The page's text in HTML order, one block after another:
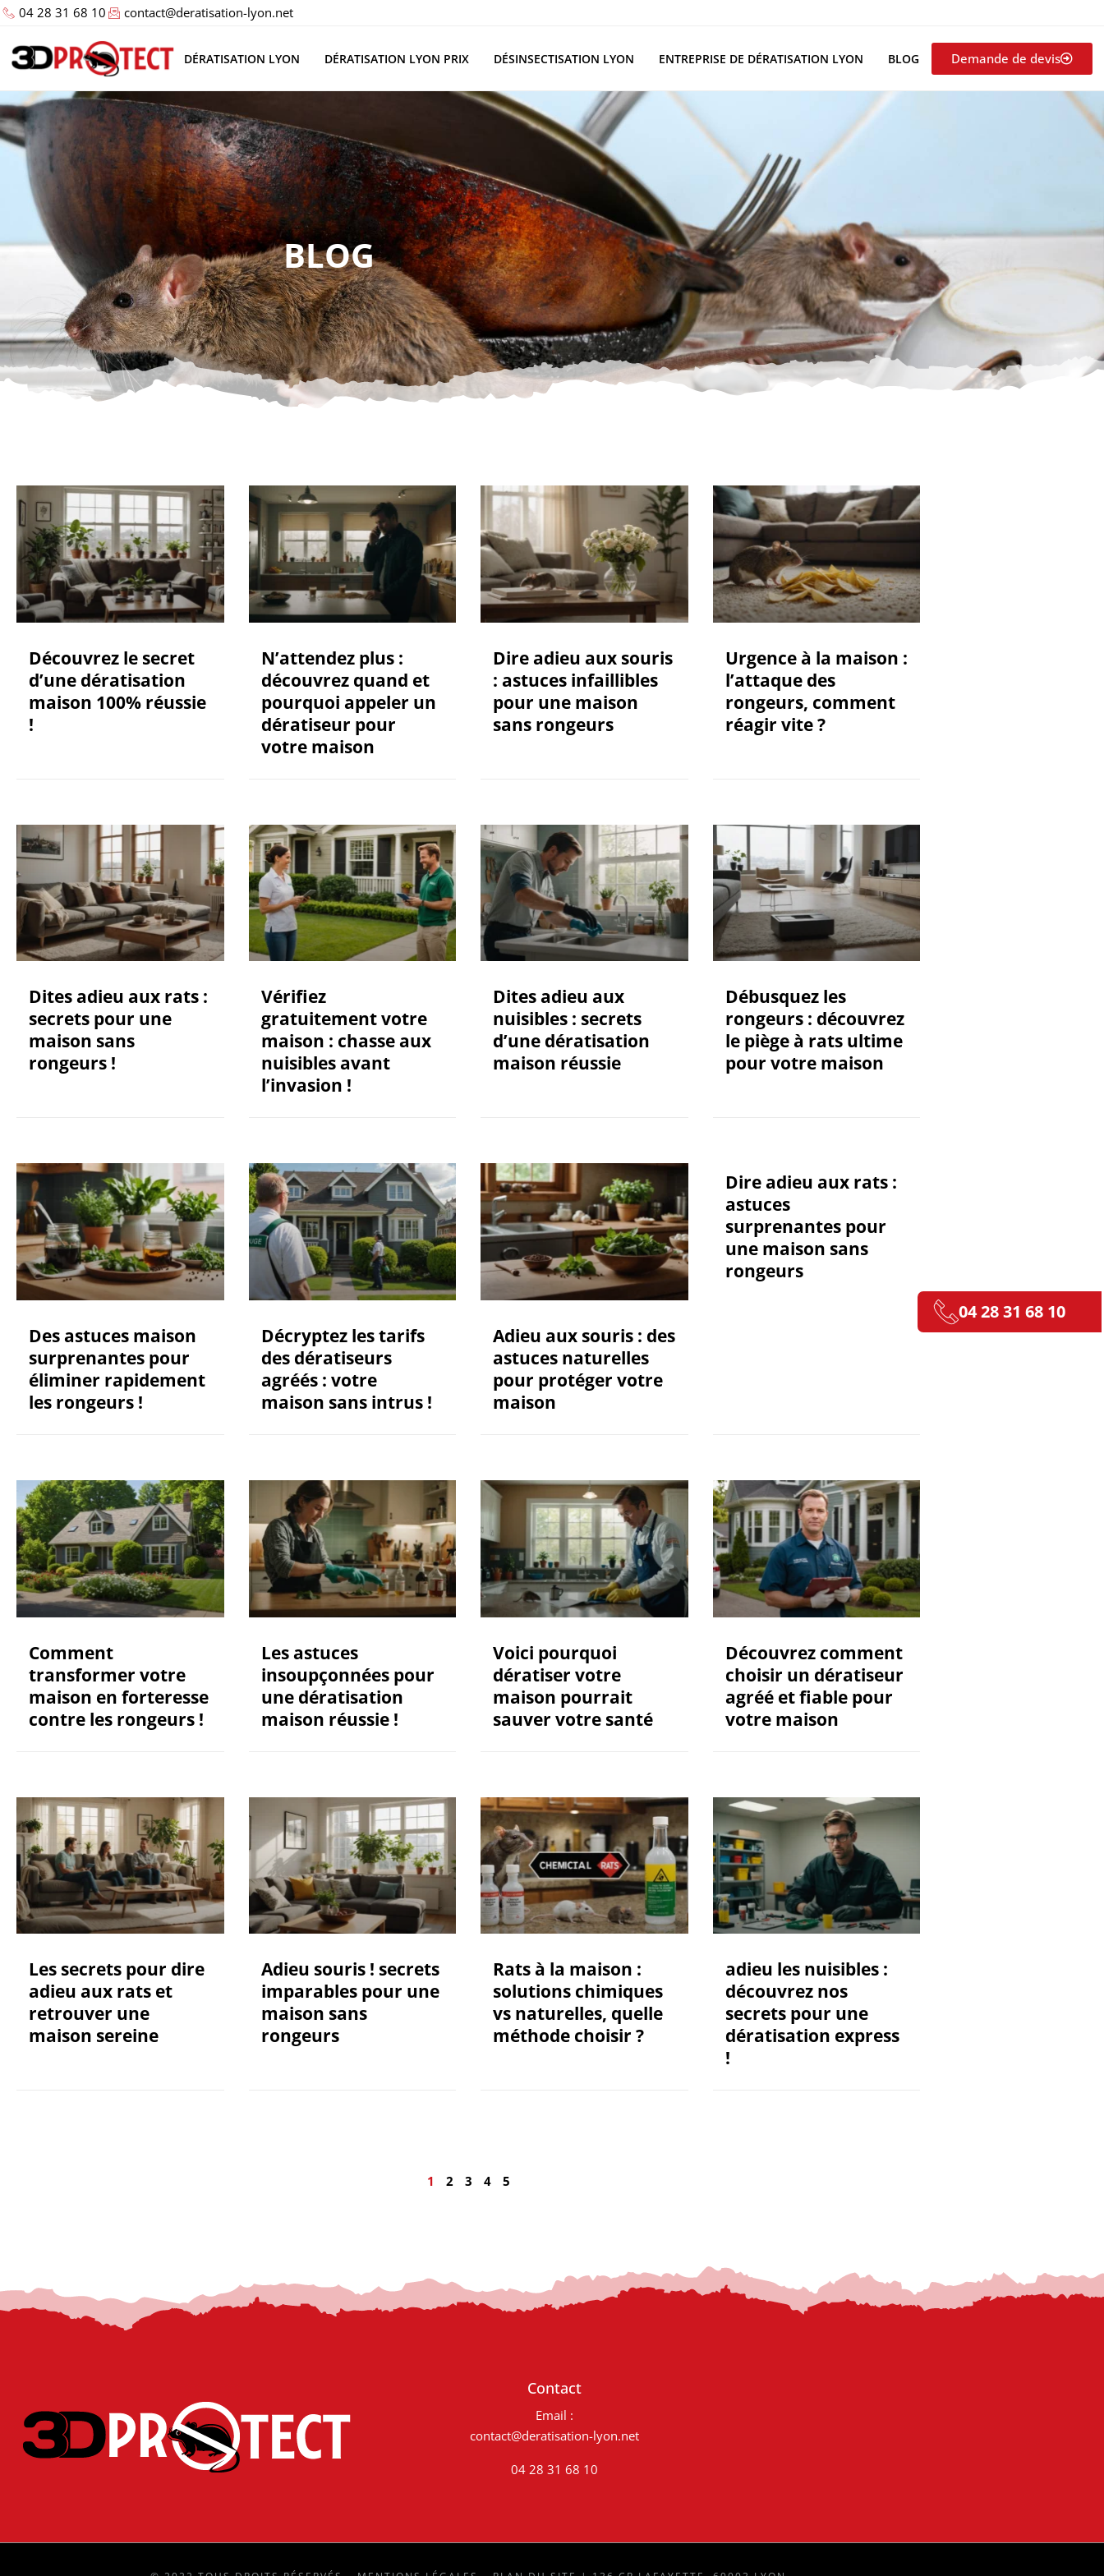
04 28 31 68 10 contact@deratisation-lyon.net
DÉRATISATION LYON DÉRATISATION LYON PRIX DÉSINSECTISATION LYON ENTREPRISE DE DÉRATISATION LYON BLOG Demande de devis
BLOG
Découvrez le secret
d’une dératisation
maison 100% réussie
!
N’attendez plus :
découvrez quand et
pourquoi appeler un
dératiseur pour
votre maison
Dire adieu aux souris
: astuces infaillibles
pour une maison
sans rongeurs
Urgence à la maison :
l’attaque des
rongeurs, comment
réagir vite ?
Dites adieu aux rats :
secrets pour une
maison sans
rongeurs !
Vérifiez
gratuitement votre
maison : chasse aux
nuisibles avant
l’invasion !
Dites adieu aux
nuisibles : secrets
d’une dératisation
maison réussie
Débusquez les
rongeurs : découvrez
le piège à rats ultime
pour votre maison
Des astuces maison
surprenantes pour
éliminer rapidement
les rongeurs !
Décryptez les tarifs
des dératiseurs
agréés : votre
maison sans intrus !
Adieu aux souris : des
astuces naturelles
pour protéger votre
maison
Dire adieu aux rats :
astuces
surprenantes pour
une maison sans
rongeurs
Comment
transformer votre
maison en forteresse
contre les rongeurs !
Les astuces
insoupçonnées pour
une dératisation
maison réussie !
Voici pourquoi
dératiser votre
maison pourrait
sauver votre santé
Découvrez comment
choisir un dératiseur
agréé et fiable pour
votre maison
Les secrets pour dire
adieu aux rats et
retrouver une
maison sereine
Adieu souris ! secrets
imparables pour une
maison sans
rongeurs
Rats à la maison :
solutions chimiques
vs naturelles, quelle
méthode choisir ?
adieu les nuisibles :
découvrez nos
secrets pour une
dératisation express
!
1 2 3 4 5
Contact
Email :
contact@deratisation-lyon.net
04 28 31 68 10
04 28 31 68 10